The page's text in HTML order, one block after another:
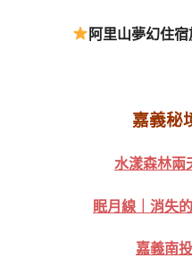
阿里山夢幻住宿
嘉義秘
水漾森林兩
眠月線｜消失
嘉義南